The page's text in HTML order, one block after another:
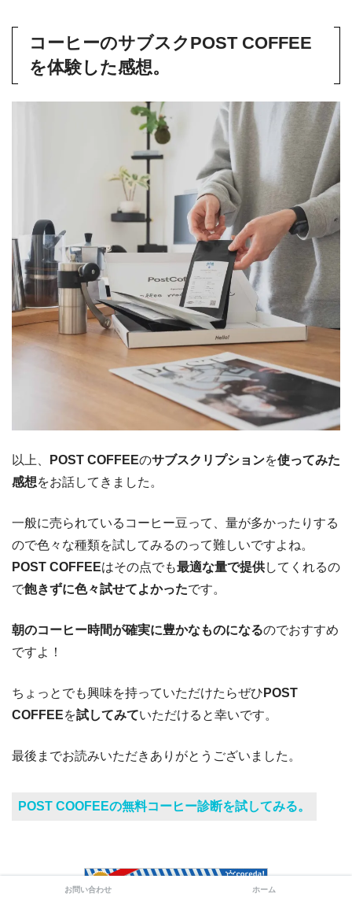
コーヒーのサブスクPOST COFFEE
を体験した感想。
以上、 POST COFFEEのサブスクリプションを使ってみた
感想をお話してきました。
一般に売られているコーヒー豆って、量が多かったりする
ので色々な種類を試してみるのって難しいですよね。
POST COFFEEはその点でも最適な量で提供してくれるの
で飽きずに色々試せてよかったです。
朝のコーヒー時間が確実に豊かなものになるのでおすすめ
ですよ！
ちょっとでも興味を持っていただけたらぜひ POST
COFFEEを試してみていただけると幸いです。
最後までお読みいただきありがとうございました。
POST COOFEEの無料コーヒー診断を試してみる。
お問い合わせ ホーム